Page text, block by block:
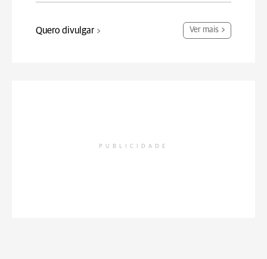
Quero divulgar Ver mais
PUBLICIDADE